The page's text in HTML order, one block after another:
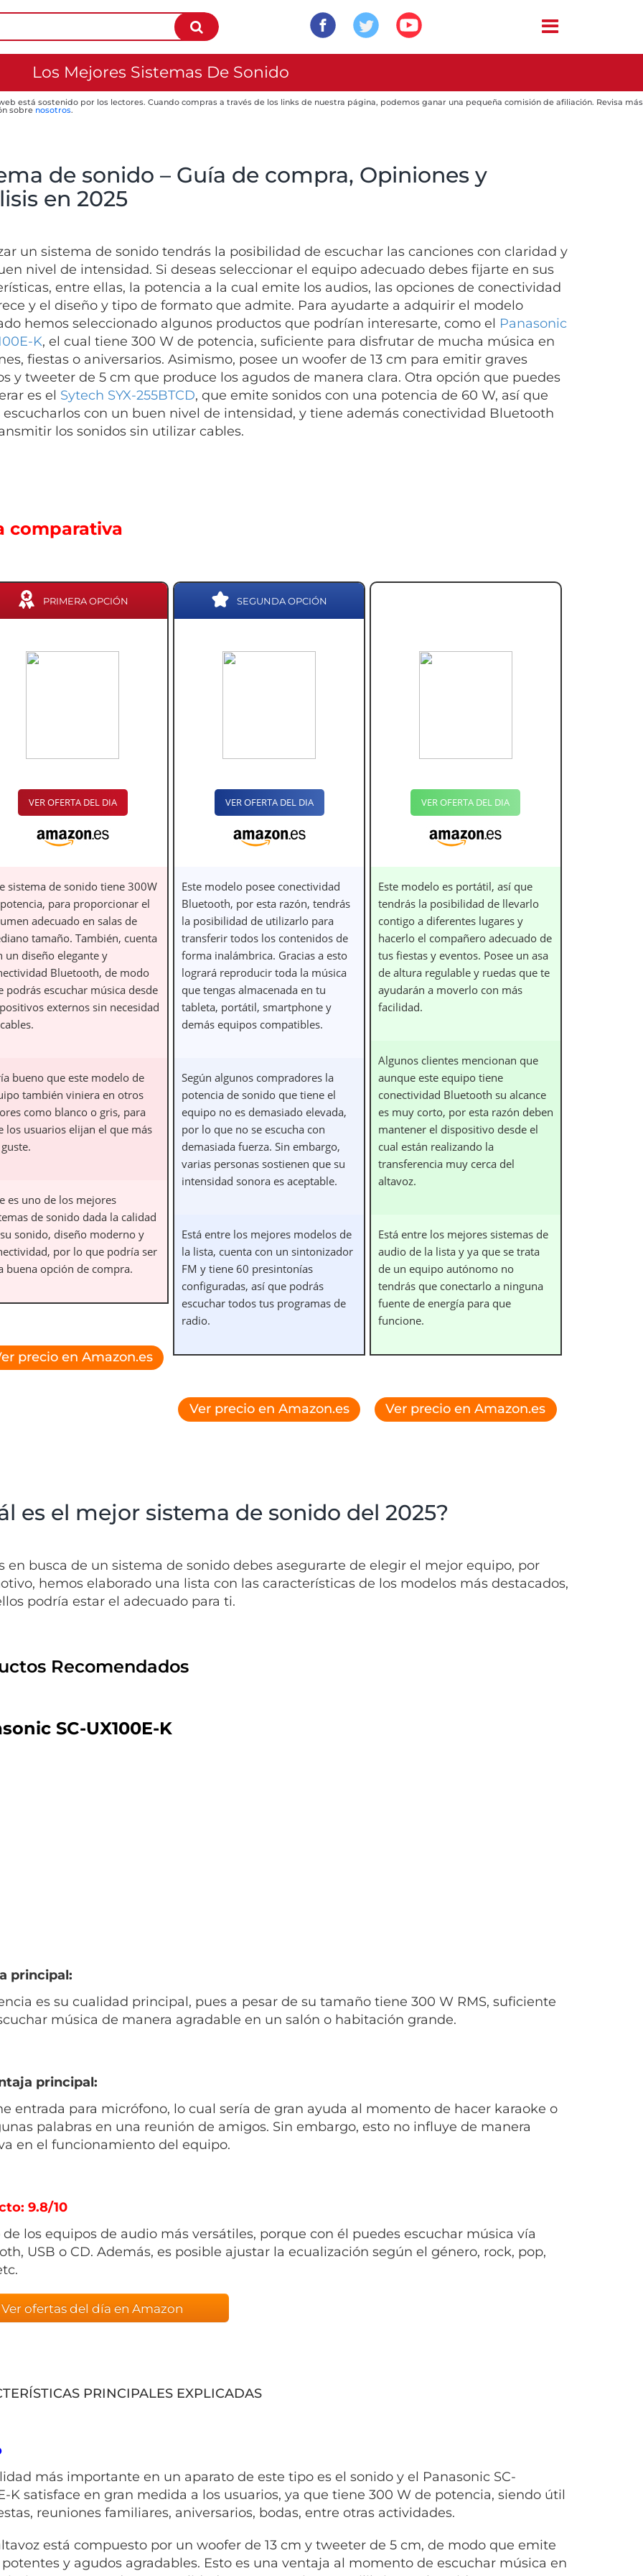
Los Mejores Sistemas De Sonido
está sostenido por los lectores. Cuando compras a través de los links de nuestra página, podemos ganar una pequeña comisión de afiliación. Revisa más
sobre nosotros.
de sonido – Guía de compra, Opiniones y
en 2025
un sistema de sonido tendrás la posibilidad de escuchar las canciones con claridad y
nivel de intensidad. Si deseas seleccionar el equipo adecuado debes fijarte en sus
entre ellas, la potencia a la cual emite los audios, las opciones de conectividad
y el diseño y tipo de formato que admite. Para ayudarte a adquirir el modelo
hemos seleccionado algunos productos que podrían interesarte, como el Panasonic
K, el cual tiene 300 W de potencia, suficiente para disfrutar de mucha música en
fiestas o aniversarios. Asimismo, posee un woofer de 13 cm para emitir graves
y tweeter de 5 cm que produce los agudos de manera clara. Otra opción que puedes
es el Sytech SYX-255BTCD, que emite sonidos con una potencia de 60 W, así que
escucharlos con un buen nivel de intensidad, y tiene además conectividad Bluetooth
los sonidos sin utilizar cables.
comparativa
PRIMERA OPCIÓN
VER OFERTA DEL DIA
sistema de sonido tiene 300W
para proporcionar el
adecuado en salas de
tamaño. También, cuenta
un diseño elegante y
Bluetooth, de modo
podrás escuchar música desde
externos sin necesidad
bueno que este modelo de
también viniera en otros
como blanco o gris, para
los usuarios elijan el que más
es uno de los mejores
de sonido dada la calidad
sonido, diseño moderno y
por lo que podría ser
buena opción de compra.
precio en Amazon.es
SEGUNDA OPCIÓN
VER OFERTA DEL DIA
Este modelo posee conectividad
Bluetooth, por esta razón, tendrás
la posibilidad de utilizarlo para
transferir todos los contenidos de
forma inalámbrica. Gracias a esto
logrará reproducir toda la música
que tengas almacenada en tu
tableta, portátil, smartphone y
demás equipos compatibles.
Según algunos compradores la
potencia de sonido que tiene el
equipo no es demasiado elevada,
por lo que no se escucha con
demasiada fuerza. Sin embargo,
varias personas sostienen que su
intensidad sonora es aceptable.
Está entre los mejores modelos de
la lista, cuenta con un sintonizador
FM y tiene 60 presintonías
configuradas, así que podrás
escuchar todos tus programas de
radio.
Ver precio en Amazon.es
VER OFERTA DEL DIA
Este modelo es portátil, así que
tendrás la posibilidad de llevarlo
contigo a diferentes lugares y
hacerlo el compañero adecuado de
tus fiestas y eventos. Posee un asa
de altura regulable y ruedas que te
ayudarán a moverlo con más
facilidad.
Algunos clientes mencionan que
aunque este equipo tiene
conectividad Bluetooth su alcance
es muy corto, por esta razón deben
mantener el dispositivo desde el
cual están realizando la
transferencia muy cerca del
altavoz.
Está entre los mejores sistemas de
audio de la lista y ya que se trata
de un equipo autónomo no
tendrás que conectarlo a ninguna
fuente de energía para que
funcione.
Ver precio en Amazon.es
es el mejor sistema de sonido del 2025?
en busca de un sistema de sonido debes asegurarte de elegir el mejor equipo, por
hemos elaborado una lista con las características de los modelos más destacados,
podría estar el adecuado para ti.
Recomendados
SC-UX100E-K
principal:
es su cualidad principal, pues a pesar de su tamaño tiene 300 W RMS, suficiente
música de manera agradable en un salón o habitación grande.
principal:
entrada para micrófono, lo cual sería de gran ayuda al momento de hacer karaoke o
palabras en una reunión de amigos. Sin embargo, esto no influye de manera
en el funcionamiento del equipo.
9.8/10
de los equipos de audio más versátiles, porque con él puedes escuchar música vía
USB o CD. Además, es posible ajustar la ecualización según el género, rock, pop,
Ver ofertas del día en Amazon
PRINCIPALES EXPLICADAS
más importante en un aparato de este tipo es el sonido y el Panasonic SC-
K satisface en gran medida a los usuarios, ya que tiene 300 W de potencia, siendo útil
reuniones familiares, aniversarios, bodas, entre otras actividades.
está compuesto por un woofer de 13 cm y tweeter de 5 cm, de modo que emite
potentes y agudos agradables. Esto es una ventaja al momento de escuchar música en